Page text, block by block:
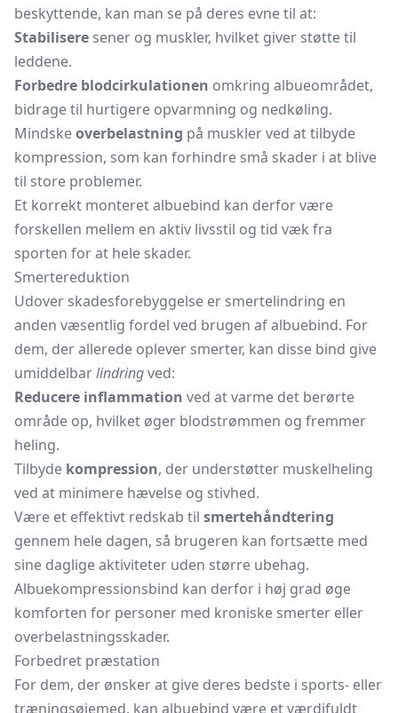
beskyttende, kan man se på deres evne til at:
Stabilisere sener og muskler, hvilket giver støtte til
leddene.
Forbedre blodcirkulationen omkring albueområdet,
bidrage til hurtigere opvarmning og nedkøling.
Mindskeoverbelastning på muskler ved at tilbyde
kompression, som kan forhindre små skader i at blive
til store problemer.
Et korrekt monteret albuebind kan derfor være
forskellen mellem en aktiv livsstil og tid væk fra
sporten for at hele skader.
Smertereduktion
Udover skadesforebyggelse er smertelindring en
anden væsentlig fordel ved brugen af albuebind. For
dem, der allerede oplever smerter, kan disse bind give
umiddelbarlindringved:
Reducere inflammation ved at varme det berørte
område op, hvilket øger blodstrømmen og fremmer
heling.
Tilbyde kompression, der understøtter muskelheling
ved at minimere hævelse og stivhed.
Være et effektivt redskab til smertehåndtering
gennem hele dagen, så brugeren kan fortsætte med
sine daglige aktiviteter uden større ubehag.
Albuekompressionsbind kan derfor i høj grad øge
komforten for personer med kroniske smerter eller
overbelastningsskader.
Forbedret præstation
For dem, der ønsker at give deres bedste i sports- eller
træningsøjemed, kan albuebind være et værdifuldt